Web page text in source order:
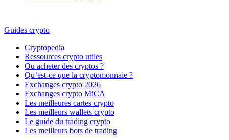
Guides crypto
Cryptopedia
Ressources crypto utiles
Ou acheter des cryptos ?
Qu’est-ce que la cryptomonnaie ?
Exchanges crypto 2026
Exchanges crypto MiCA
Les meilleures cartes crypto
Les meilleurs wallets crypto
Le guide du trading crypto
Les meilleurs bots de trading